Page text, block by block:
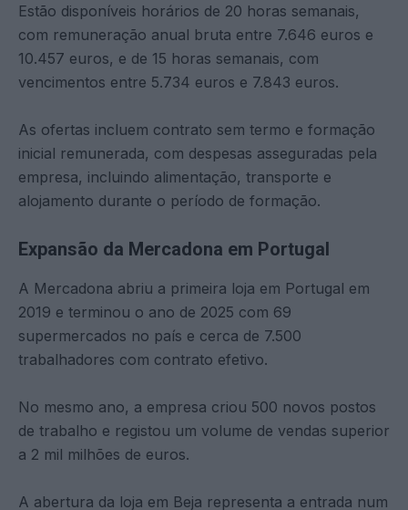
Estão disponíveis horários de 20 horas semanais,
com remuneração anual bruta entre 7.646 euros e
10.457 euros, e de 15 horas semanais, com
vencimentos entre 5.734 euros e 7.843 euros.
As ofertas incluem contrato sem termo e formação
inicial remunerada, com despesas asseguradas pela
empresa, incluindo alimentação, transporte e
alojamento durante o período de formação.
Expansão da Mercadona em Portugal
A Mercadona abriu a primeira loja em Portugal em
2019 e terminou o ano de 2025 com 69
supermercados no país e cerca de 7.500
trabalhadores com contrato efetivo.
No mesmo ano, a empresa criou 500 novos postos
de trabalho e registou um volume de vendas superior
a 2 mil milhões de euros.
A abertura da loja em Beja representa a entrada num